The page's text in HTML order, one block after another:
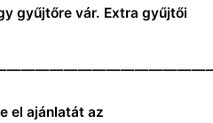
gyűjtőre vár. Extra gyűjtői
el ajánlatát az